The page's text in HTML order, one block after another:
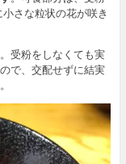
さな粒状の花が咲き
受粉をしなくても実
で、交配せずに結実